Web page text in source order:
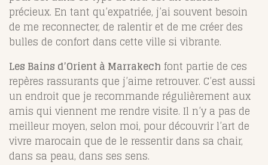
précieux. En tant qu’expatriée, j’ai souvent besoin
de me reconnecter, de ralentir et de me créer des
bulles de confort dans cette ville si vibrante.
Les Bains d’Orient à Marrakech font partie de ces
repères rassurants que j’aime retrouver. C’est aussi
un endroit que je recommande régulièrement aux
amis qui viennent me rendre visite. Il n’y a pas de
meilleur moyen, selon moi, pour découvrir l’art de
vivre marocain que de le ressentir dans sa chair,
dans sa peau, dans ses sens.